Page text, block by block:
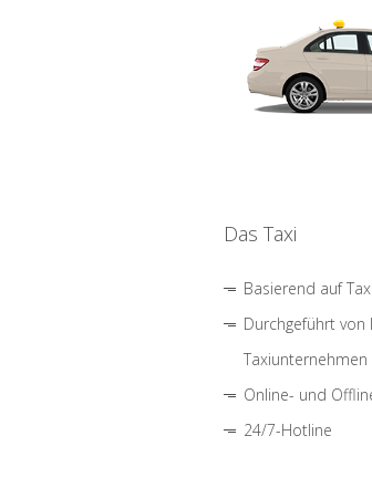
Das Taxi
Basierend auf
Durchgeführt von
Taxiunternehmen
Online- und
24/7-Hotline